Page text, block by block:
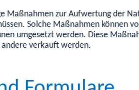
zur Aufwertung der
Solche Maßnahmen können
umgesetzt werden. Diese
verkauft werden.